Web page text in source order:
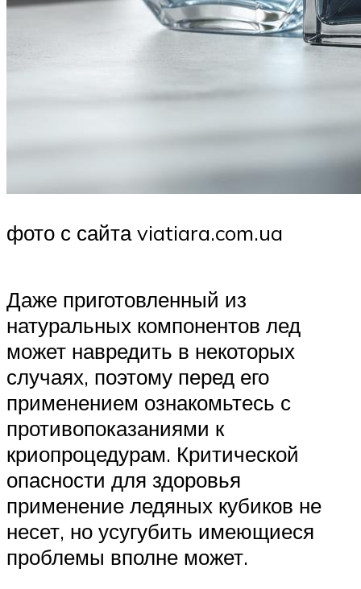
фото с сайта viatiara.com.ua
Даже приготовленный из
натуральных компонентов лед
может навредить в некоторых
случаях, поэтому перед его
применением ознакомьтесь с
противопоказаниями к
криопроцедурам. Критической
опасности для здоровья
применение ледяных кубиков не
несет, но усугубить имеющиеся
проблемы вполне может.